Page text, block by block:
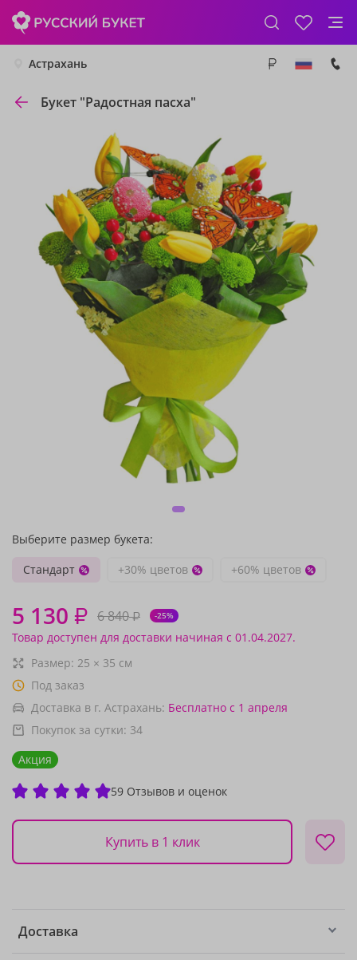
Астрахань
Букет "Радостная пасха"
Выберите размер букета:
Стандарт
+30% цветов +60% цветов
5 130 ₽ 6 840₽ -25%
Товар доступен для доставки начиная с 01.04.2027.
Размер: 25 × 35 см
Под заказ
Доставка в г. Астрахань: Бесплатно с 1 апреля
Покупок за сутки: 34
Акция
59 Отзывов и оценок
Купить в 1 клик
Доставка